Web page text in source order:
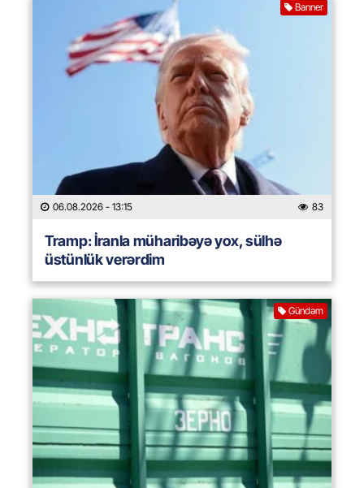
Banner
06.08.2026 - 13:15 83
Tramp: İranla müharibəyə yox, sülhə
üstünlük verərdim
Gündəm